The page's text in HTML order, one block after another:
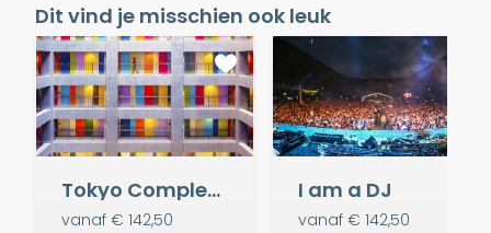
Dit vind je misschien ook leuk
Tokyo Complex (vierkant)
vanaf € 142,50
I am a DJ
vanaf € 142,50